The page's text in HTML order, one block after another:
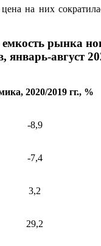
на них
рынка
август
2020/2019 гг., %
-8,9
-7,4
3,2
29,2